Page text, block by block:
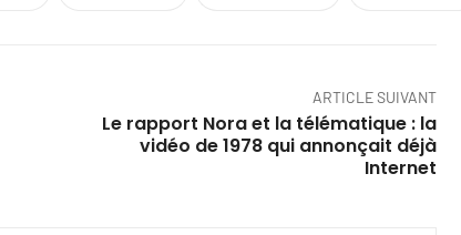
ARTICLE SUIVANT
Le rapport Nora et la télématique : la
vidéo de 1978 qui annonçait déjà
Internet